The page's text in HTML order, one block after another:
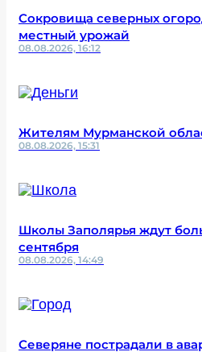
Сокровища северных
местный урожай
08.08.2026, 16:12
Жителям Мурманской
08.08.2026, 15:31
Школы Заполярья ждут
сентября
08.08.2026, 14:49
Северяне пострадали в